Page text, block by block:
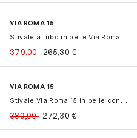
-30%
-30%
VIA ROMA 15
Stivale a tubo in pelle Via Roma 15...
379,00 265,30€
-30%
-30%
VIA ROMA 15
389,00 272,30€